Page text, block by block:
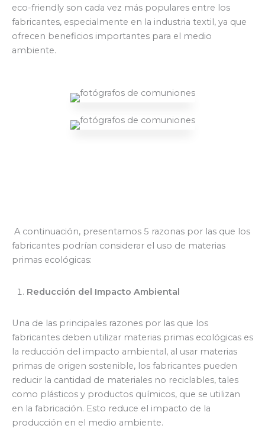
eco-friendly son cada vez más populares entre los
fabricantes, especialmente en la industria textil, ya que
ofrecen beneficios importantes para el medio
ambiente.
A continuación, presentamos 5 razonas por las que los
fabricantes podrían considerar el uso de materias
primas ecológicas:
Reducción del Impacto Ambiental
Una de las principales razones por las que los
fabricantes deben utilizar materias primas ecológicas es
la reducción del impacto ambiental, al usar materias
primas de origen sostenible, los fabricantes pueden
reducir la cantidad de materiales no reciclables, tales
como plásticos y productos químicos, que se utilizan
en la fabricación. Esto reduce el impacto de la
producción en el medio ambiente.